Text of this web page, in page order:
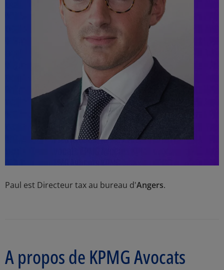
Paul est Directeur tax au bureau d'Angers.
A propos de KPMG Avocats